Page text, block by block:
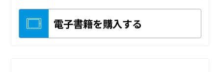
電子書籍を購入する